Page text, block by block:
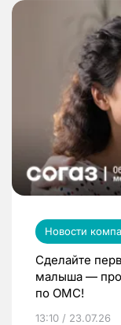
Новости
Сделайте
малыша —
по ОМС!
13:10 / 23.07.26